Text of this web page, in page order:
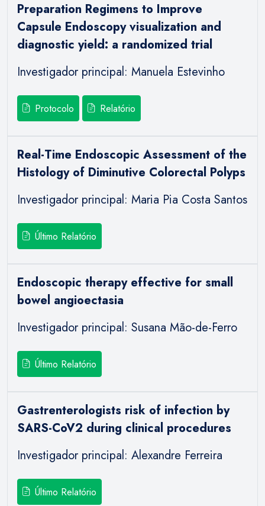
Preparation Regimens to Improve
Capsule Endoscopy visualization and
diagnostic yield: a randomized trial
Investigador principal: Manuela Estevinho
Protocolo Relatório
Real-Time Endoscopic Assessment of the
Histology of Diminutive Colorectal Polyps
Investigador principal: Maria Pia Costa Santos
Último Relatório
Endoscopic therapy effective for small
bowel angioectasia
Investigador principal: Susana Mão-de-Ferro
Último Relatório
Gastrenterologists risk of infection by
SARS-CoV2 during clinical procedures
Investigador principal: Alexandre Ferreira
Último Relatório